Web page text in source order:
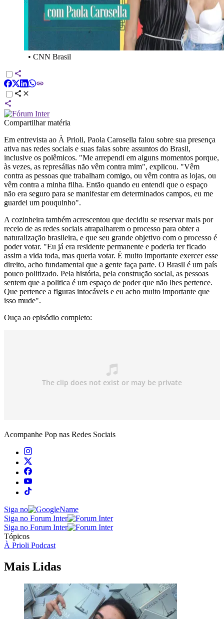
• CNN Brasil
Compartilhar matéria
Em entrevista ao À Prioli, Paola Carosella falou sobre sua presença
ativa nas redes sociais e suas falas sobre assuntos do Brasil,
inclusive os polêmicos. "Me arrependi em alguns momentos porque,
às vezes, as represálias não vêm contra mim", explicou. "Vêm
contra as pessoas que trabalham comigo, ou vêm contra as lojas, ou
vêm contra a minha filha. Então quando eu entendi que o espaço
não era seguro para se manifestar em determinados campos, eu me
guardei um pouquinho".
A cozinheira também acrescentou que decidiu se reservar mais por
receio de as redes sociais atrapalharem o processo para obter a
naturalização brasileira, e que seu grande objetivo com o processo é
poder votar. "Eu já era residente permanente e poderia ter ficado
assim a vida toda, mas queria votar. É muito importante exercer esse
direito, acho fundamental que a gente faça parte. O Brasil é um país
pouco politizado. Pela história, pela construção social, as pessoas
sentem que a politica é um espaço de poder que não lhes pertence.
Que pertence a figuras intocáveis e eu acho muito importante que
isso mude".
Ouça ao episódio completo:
Acompanhe Pop nas Redes Sociais
Siga no
Siga no Forum Inter
Siga no Forum Inter
Tópicos
À Prioli Podcast
Mais Lidas